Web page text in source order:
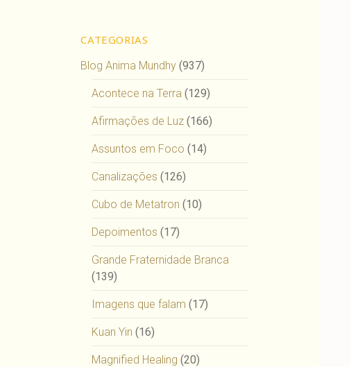
CATEGORIAS
Blog Anima Mundhy (937)
Acontece na Terra (129)
Afirmações de Luz (166)
Assuntos em Foco (14)
Canalizações (126)
Cubo de Metatron (10)
Depoimentos (17)
Grande Fraternidade Branca
(139)
Imagens que falam (17)
Kuan Yin (16)
Magnified Healing (20)